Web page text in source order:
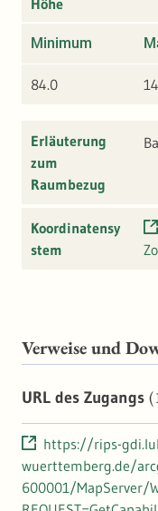
Höhe
Minimum
84.0
Erläuterung
zum
Raumbezug
Koordinatensy
stem
Verweise und
URL des Zugangs
https://rips-
wuerttemberg.de/
600001/MapServer/